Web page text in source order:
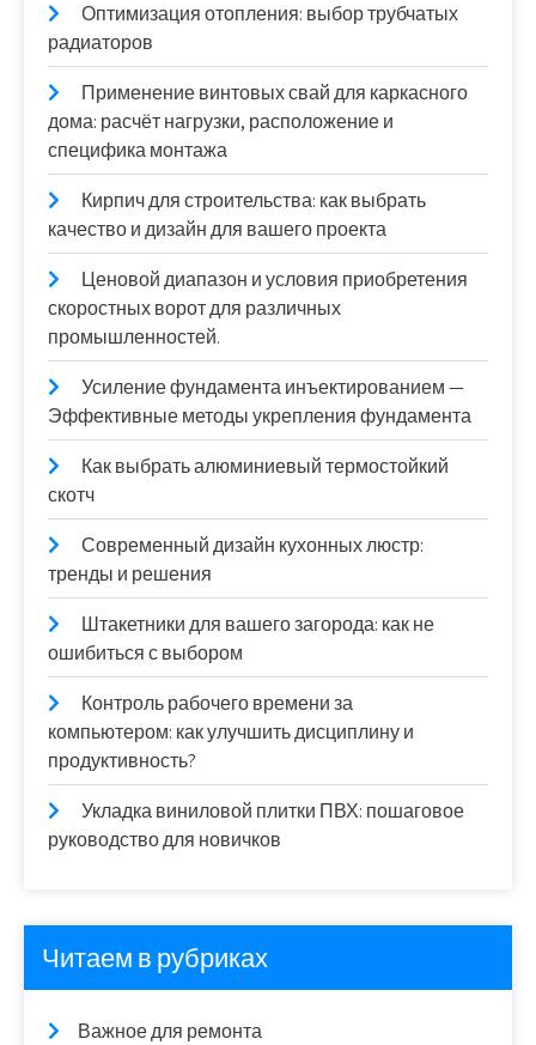
Оптимизация отопления: выбор трубчатых
радиаторов
Применение винтовых свай для каркасного
дома: расчёт нагрузки, расположение и
специфика монтажа
Кирпич для строительства: как выбрать
качество и дизайн для вашего проекта
Ценовой диапазон и условия приобретения
скоростных ворот для различных
промышленностей.
Усиление фундамента инъектированием —
Эффективные методы укрепления фундамента
Как выбрать алюминиевый термостойкий
скотч
Современный дизайн кухонных люстр:
тренды и решения
Штакетники для вашего загорода: как не
ошибиться с выбором
Контроль рабочего времени за
компьютером: как улучшить дисциплину и
продуктивность?
Укладка виниловой плитки ПВХ: пошаговое
руководство для новичков
Читаем в рубриках
Важное для ремонта